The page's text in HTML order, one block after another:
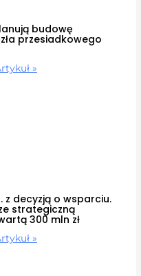
budowę
przesiadkowego
»
z decyzją o wsparciu.
strategiczną
300 mln zł
»